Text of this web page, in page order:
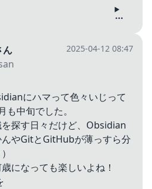
ん
2025-04-12 08:47
にハマって色々いじって
中旬でした。
探す日々だけど、Obsidian
やGitとGitHubが薄っすら分
になっても楽しいよね！